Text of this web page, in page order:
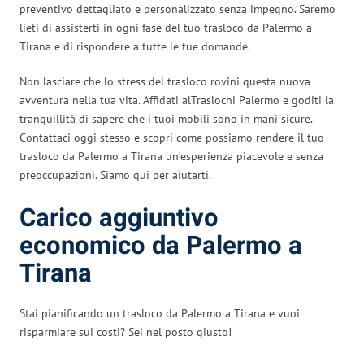
preventivo dettagliato e personalizzato senza impegno. Saremo
lieti di assisterti in ogni fase del tuo trasloco da Palermo a
Tirana e di rispondere a tutte le tue domande.
Non lasciare che lo stress del trasloco rovini questa nuova
avventura nella tua vita. Affidati alTraslochi Palermo e goditi la
tranquillità di sapere che i tuoi mobili sono in mani sicure.
Contattaci oggi stesso e scopri come possiamo rendere il tuo
trasloco da Palermo a Tirana un’esperienza piacevole e senza
preoccupazioni. Siamo qui per aiutarti.
Carico aggiuntivo
economico da Palermo a
Tirana
Stai pianificando un trasloco da Palermo a Tirana e vuoi
risparmiare sui costi? Sei nel posto giusto!